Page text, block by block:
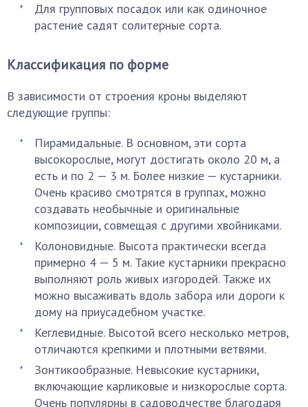
Для групповых посадок или как одиночное
растение садят солитерные сорта.
Классификация по форме
В зависимости от строения кроны выделяют
следующие группы:
Пирамидальные. В основном, эти сорта
высокорослые, могут достигать около 20 м, а
есть и по 2 — 3 м. Более низкие — кустарники.
Очень красиво смотрятся в группах, можно
создавать необычные и оригинальные
композиции, совмещая с другими хвойниками.
Колоновидные. Высота практически всегда
примерно 4 — 5 м. Такие кустарники прекрасно
выполняют роль живых изгородей. Также их
можно высаживать вдоль забора или дороги к
дому на приусадебном участке.
Кеглевидные. Высотой всего несколько метров,
отличаются крепкими и плотными ветвями.
Зонтикообразные. Невысокие кустарники,
включающие карликовые и низкорослые сорта.
Очень популярны в садоводчестве благодаря